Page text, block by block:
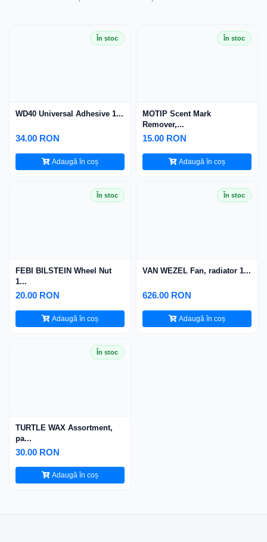
În stoc
WD40 Universal Adhesive 1...
34.00 RON
Adaugă în coș
În stoc
MOTIP Scent Mark
Remover,...
15.00 RON
Adaugă în coș
În stoc
FEBI BILSTEIN Wheel Nut
1...
20.00 RON
Adaugă în coș
În stoc
VAN WEZEL Fan, radiator 1...
626.00 RON
Adaugă în coș
În stoc
TURTLE WAX Assortment,
pa...
30.00 RON
Adaugă în coș